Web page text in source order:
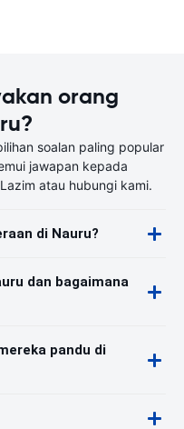
orang
soalan paling popular
jawapan kepada
atau hubungi kami.
di Nauru?
dan bagaimana
pandu di